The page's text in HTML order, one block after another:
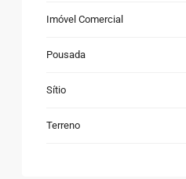
Imóvel Comercial
Pousada
Sítio
Terreno